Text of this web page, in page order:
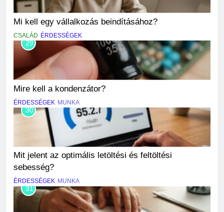
Mi kell egy vállalkozás beindításához?
CSALÁD ÉRDESSÉGEK
29
Mire kell a kondenzátor?
ÉRDESSÉGEK MUNKA
30
Mit jelent az optimális letöltési és feltöltési
sebesség?
ÉRDESSÉGEK MUNKA
31